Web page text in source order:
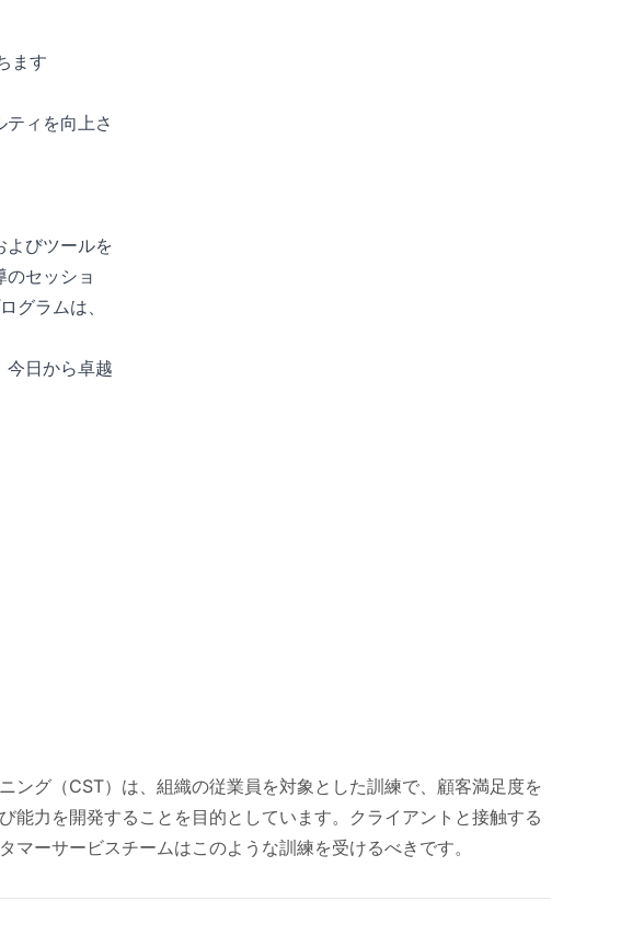
ます
ィを向上さ
よびツールを
セッショ
グラムは、
今日から卓越
ング（CST）は、組織の従業員を対象とした訓練で、顧客満足度を
能力を開発することを目的としています。クライアントと接触する
マーサービスチームはこのような訓練を受けるべきです。